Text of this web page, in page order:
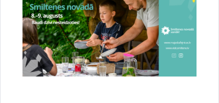
uzlabotu vietnes darbību un
pakalpojumus)
Izmanto Google Analytics, lai samazinātu
pieprasījuma līmeni.
1 minūte